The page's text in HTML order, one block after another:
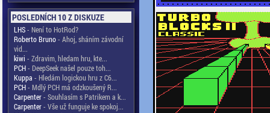
POSLEDNÍCH 10 Z DISKUZE
LHS- Není to HotRod?
Roberto Bruno- Ahoj, sháním závodní
vid...
kiwi - Zdravim, hledam hru, kte...
PCH- DeepSeek našel pouze toh...
Kuppa - Hledám logickou hru z C6...
PCH- Mdlý PCH má odzkoušený R...
Carpenter- Souhlasím s Patrikem a k...
Carpenter- Vše už funguje ke spokoj...